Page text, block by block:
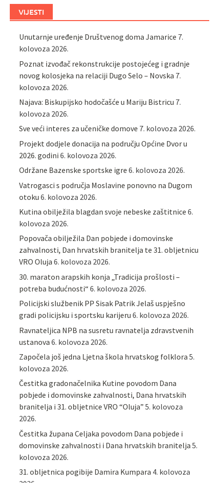
VIJESTI
Unutarnje uređenje Društvenog doma Jamarice 7.
kolovoza 2026.
Poznat izvođač rekonstrukcije postojećeg i gradnje
novog kolosjeka na relaciji Dugo Selo – Novska 7.
kolovoza 2026.
Najava: Biskupijsko hodočašće u Mariju Bistricu 7.
kolovoza 2026.
Sve veći interes za učeničke domove 7. kolovoza 2026.
Projekt dodjele donacija na području Općine Dvor u
2026. godini 6. kolovoza 2026.
Održane Bazenske sportske igre 6. kolovoza 2026.
Vatrogasci s područja Moslavine ponovno na Dugom
otoku 6. kolovoza 2026.
Kutina obilježila blagdan svoje nebeske zaštitnice 6.
kolovoza 2026.
Popovača obilježila Dan pobjede i domovinske
zahvalnosti, Dan hrvatskih branitelja te 31. obljetnicu
VRO Oluja 6. kolovoza 2026.
30. maraton arapskih konja „Tradicija prošlosti –
potreba budućnosti“ 6. kolovoza 2026.
Policijski službenik PP Sisak Patrik Jelaš uspješno
gradi policijsku i sportsku karijeru 6. kolovoza 2026.
Ravnateljica NPB na susretu ravnatelja zdravstvenih
ustanova 6. kolovoza 2026.
Započela još jedna Ljetna škola hrvatskog folklora 5.
kolovoza 2026.
Čestitka gradonačelnika Kutine povodom Dana
pobjede i domovinske zahvalnosti, Dana hrvatskih
branitelja i 31. obljetnice VRO “Oluja” 5. kolovoza
2026.
Čestitka župana Celjaka povodom Dana pobjede i
domovinske zahvalnosti i Dana hrvatskih branitelja 5.
kolovoza 2026.
31. obljetnica pogibije Damira Kumpara 4. kolovoza